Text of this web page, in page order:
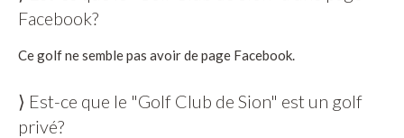
Facebook?
Ce golf ne semble pas avoir de page Facebook.
⟩ Est-ce que le "Golf Club de Sion" est un golf
privé?